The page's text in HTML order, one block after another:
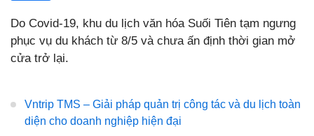
Do Covid-19, khu du lịch văn hóa Suối Tiên tạm ngưng
phục vụ du khách từ 8/5 và chưa ấn định thời gian mở
cửa trở lại.
Vntrip TMS – Giải pháp quản trị công tác và du lịch toàn
diện cho doanh nghiệp hiện đại